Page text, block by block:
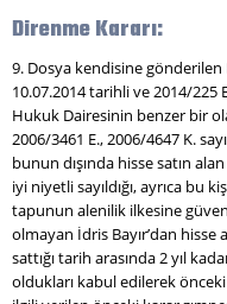
Direnme Kararı:
9. Dosya kendisine
10.07.2014 tarihli ve 2014/225
Hukuk Dairesinin benzer bir
2006/3461 E., 2006/4647 K.
bunun dışında hisse satın
iyi niyetli sayıldığı, ayrıca bu
tapunun alenilik ilkesine
olmayan İdris Bayır’dan hisse
sattığı tarih arasında 2 yıl
oldukları kabul edilerek